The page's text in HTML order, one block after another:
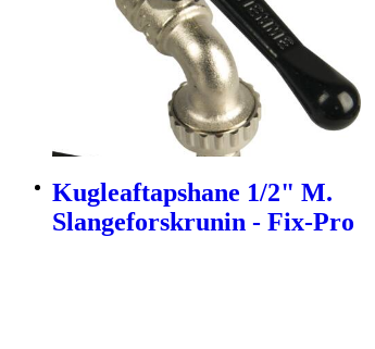
Kugleaftapshane 1/2" M.
Slangeforskrunin - Fix-Pro